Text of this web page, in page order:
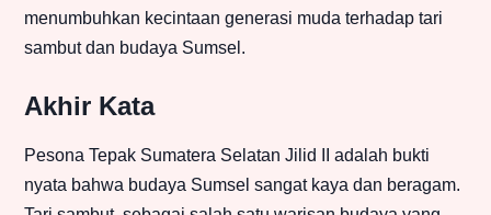
menumbuhkan kecintaan generasi muda terhadap tari
sambut dan budaya Sumsel.
Akhir Kata
Pesona Tepak Sumatera Selatan Jilid II adalah bukti
nyata bahwa budaya Sumsel sangat kaya dan beragam.